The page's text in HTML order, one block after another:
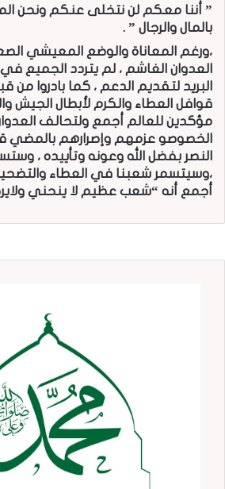
” أننا معكم لن نتخلى عنكم ونحن
بالمال والرجال ” .
،ورغم المعاناة والوضع المعيشي
العدوان الغاشم ، لم يتردد الجميع
البريد لتقديم الدعم ، كما بادروا من
قوافل العطاء والكرم لأبطال الجيش
مؤكدين للعالم أجمع ولتحالف
الخصوصو عزمهم وإصرارهم
النصر بفضل الله وعونه وتأييده ،
،وسيتسمر شعبنا في العطاء
أجمع أنه “شعب عظيم لا ينحني